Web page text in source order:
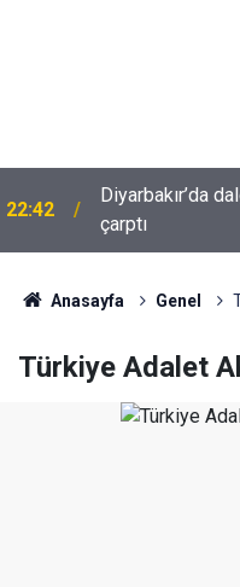
22:37
Diyarbakır
baktılar
Anasayfa Genel
Türkiye Adalet